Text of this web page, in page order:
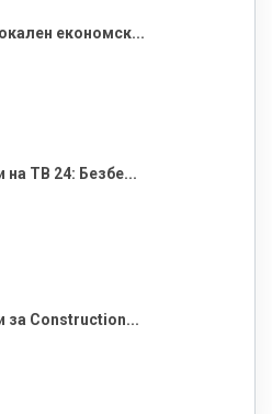
економск...
ТВ 24: Безбе...
за Construction...